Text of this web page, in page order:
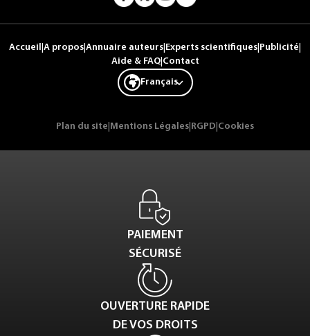
Accueil A propos Annuaire auteurs Experts scientifiques Publicité
Aide & FAQ| Contact
Français
Plan du site Mentions Légales RGPD Cookies
PAIEMENT
SÉCURISÉ
OUVERTURE RAPIDE
DE VOS DROITS